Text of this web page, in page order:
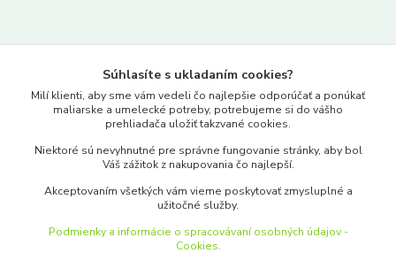
www.merkantil.sk
Pondelok-Piatok: 9.00-17.00hod.
objednavky@merkantil-obchod.sk
Súhlasíte s ukladaním cookies?
Milí klienti, aby sme vám vedeli čo najlepšie odporúčať a ponúkať
maliarske a umelecké potreby, potrebujeme si do vášho
prehliadača uložiť takzvané cookies.
Niektoré sú nevyhnutné pre správne fungovanie stránky, aby bol
Váš zážitok z nakupovania čo najlepší.
Akceptovaním všetkých vám vieme poskytovať zmysluplné a
užitočné služby.
Podmienky a informácie o spracovávaní osobných údajov -
Cookies.